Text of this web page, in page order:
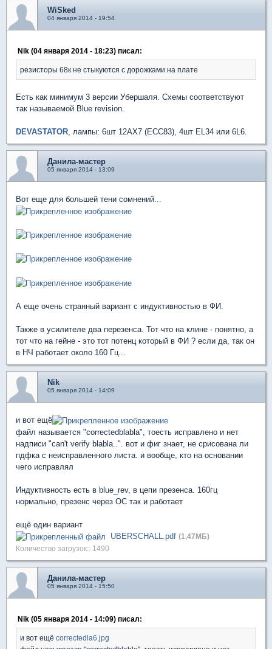
WiSked
04 января 2014 - 19:54
Nik (04 января 2014 - 18:23) писал:
резисторы 68к не стыкуются с дорожками на плате
Есть как минимум 3 версии Убершаля. Схемы соответствуют
так называемой Blue revision.
DEVASTATOR, лампы: 6шт 12AX7 (ECC83), 4шт EL34 или 6L6.
Данила-мастер
05 января 2014 - 13:09
Вот еще для большей тени сомнений...
А еще очень странный вариант с индуктивностью в ФИ.
Также в усилителе два перезенса. Тот что на клине - понятно, а
тот что на гейне - это тот потенц который в ФИ ? если да, так он
в НЧ работает около 160 Гц...
Nik
05 января 2014 - 14:09
и вот ещё
файл называется "correctedblabla", тоесть исправлено и нет
надписи "can't verify blabla..". вот и фиг знает, не срисована ли
пдфка с неисправленного листа. и вообще, кто на основании
чего исправлял
Индуктивность есть в blue_rev, в цепи презенса. 160гц
нормально, презенс через ОС так и работает
ещё один вариант
UBERSCHALL.pdf (1,47МБ)
Количество загрузок:: 1490
Данила-мастер
05 января 2014 - 15:50
Nik (05 января 2014 - 14:09) писал:
и вот ещё correctedla6.jpg